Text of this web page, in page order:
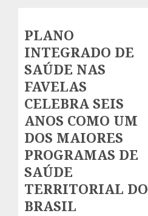
PLANO
INTEGRADO DE
SAÚDE NAS
FAVELAS
CELEBRA SEIS
ANOS COMO UM
DOS MAIORES
PROGRAMAS DE
SAÚDE
TERRITORIAL DO
BRASIL